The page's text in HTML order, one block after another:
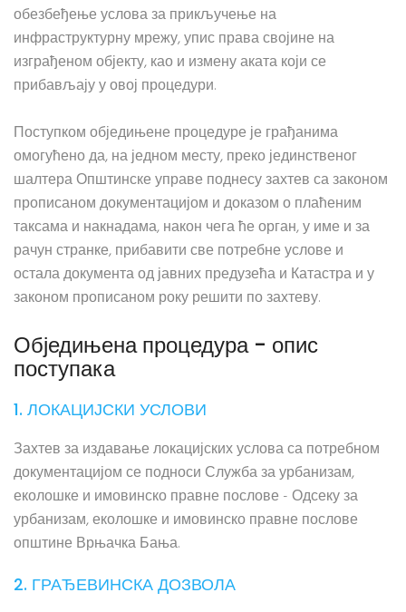
обезбеђење услова за прикључење на
инфраструктурну мрежу, упис права својине на
изграђеном објекту, као и измену аката који се
прибављају у овој процедури.
Поступком обједињене процедуре је грађанима
омогућено да, на једном месту, преко јединственог
шалтера Општинске управе поднесу захтев са законом
прописаном документацијом и доказом о плаћеним
таксама и накнадама, након чега ће орган, у име и за
рачун странке, прибавити све потребне услове и
остала документа од јавних предузећа и Катастра и у
законом прописаном року решити по захтеву.
Обједињена процедура - опис
поступака
1. ЛОКАЦИЈСКИ УСЛОВИ
Захтев за издавање локацијских услова са потребном
документацијом се подноси Служба за урбанизам,
еколошке и имовинско правне послове - Одсеку за
урбанизам, еколошке и имовинско правне послове
општине Врњачка Бања.
2. ГРАЂЕВИНСКА ДОЗВОЛА